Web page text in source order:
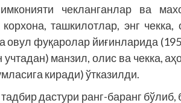
чекланганлар ва
ташкилотлар, энг
овул фуқаролар йиғинларида
учтадан) манзил, олис ва чекка,
киради) ўтказилди.
дастури ранг-баранг